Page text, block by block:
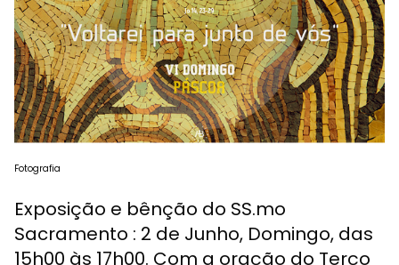
Fotografia
Exposição e bênção do SS.mo
Sacramento : 2 de Junho, Domingo, das
15h00 às 17h00. Com a oração do Terço